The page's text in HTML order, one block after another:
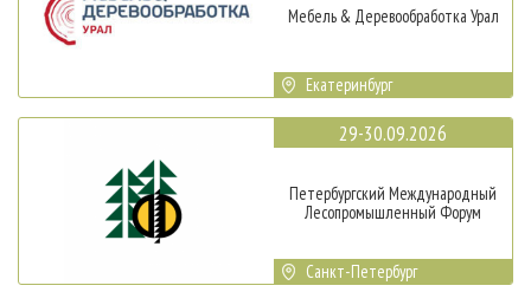
Мебель & Деревообработка Урал
Екатеринбург
29-30.09.2026
Петербургский Международный
Лесопромышленный Форум
Санкт-Петербург